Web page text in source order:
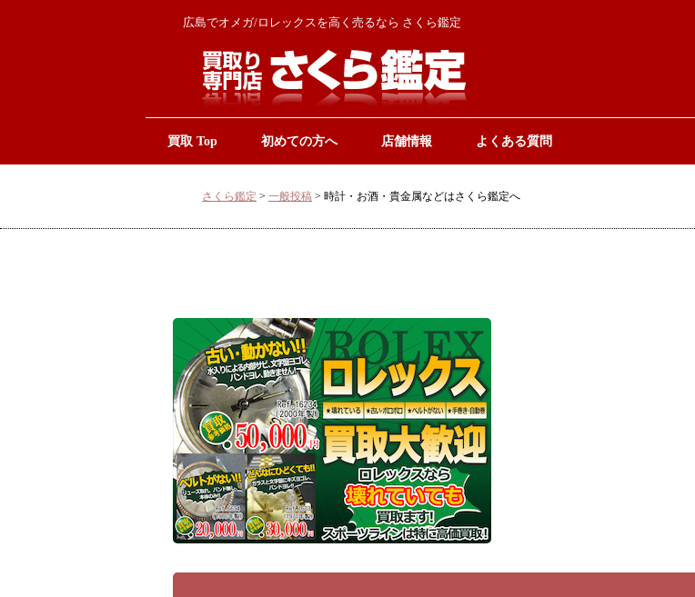
広島でオメガ/ロレックスを高く売るなら さくら鑑定
買取 Top 初めての方へ 店舗情報 よくある質問
さくら鑑定 > 一般投稿 > 時計・お酒・貴金属などはさくら鑑定へ